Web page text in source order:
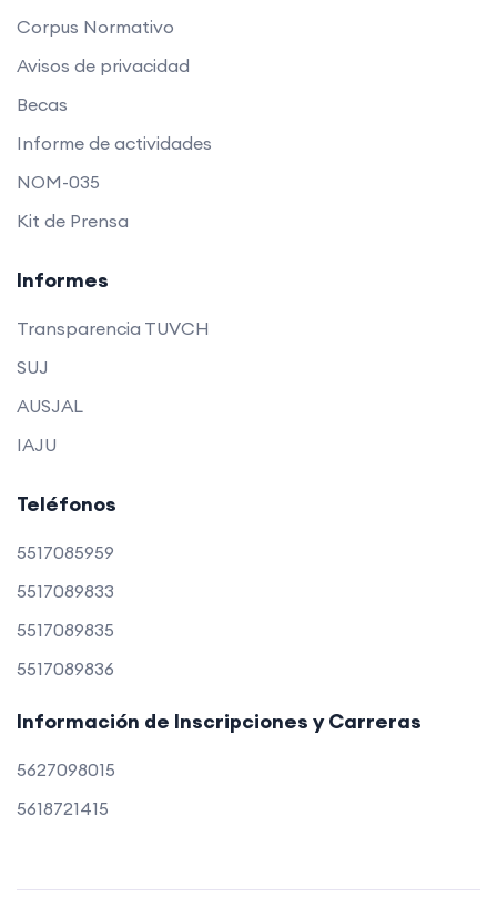
Corpus Normativo
Avisos de privacidad
Becas
Informe de actividades
NOM-035
Kit de Prensa
Informes
Transparencia TUVCH
SUJ
AUSJAL
IAJU
Teléfonos
5517085959
5517089833
5517089835
5517089836
Información de Inscripciones y Carreras
5627098015
5618721415